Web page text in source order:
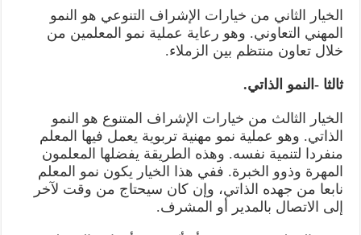
الخيار الثاني من خيارات الإشراف التنوعي هو النمو
المهني التعاوني. وهو رعاية عملية نمو المعلمين من
خلال تعاون منتظم بين الزملاء.
ثالثا -النمو الذاتي.
الخيار الثالث من خيارات الإشراف المتنوع هو النمو
الذاتي. وهو عملية نمو مهنية تربوية يعمل فيها المعلم
منفردا لتنمية نفسه. وهذه الطريقة يفضلها المعلمون
المهرة وذوو الخبرة. ففي هذا الخيار يكون نمو المعلم
نابعا من جهده الذاتي، وإن كان سيحتاج من وقت لآخر
إلى الاتصال بالمدير أو المشرف.